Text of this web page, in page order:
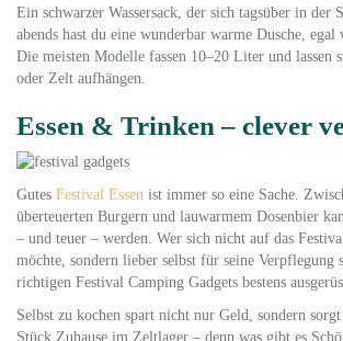
Ein schwarzer Wassersack, der sich tagsüber in der
abends hast du eine wunderbar warme Dusche, egal
Die meisten Modelle fassen 10–20 Liter und lassen
oder Zelt aufhängen.
Essen & Trinken – clever
Gutes Festival Essen ist immer so eine Sache.
überteuerten Burgern und lauwarmem Dosenbier
– und teuer – werden. Wer sich nicht auf das
möchte, sondern lieber selbst für seine Verpflegung
richtigen Festival Camping Gadgets bestens
Selbst zu kochen spart nicht nur Geld, sondern
Stück Zuhause im Zeltlager – denn was gibt es